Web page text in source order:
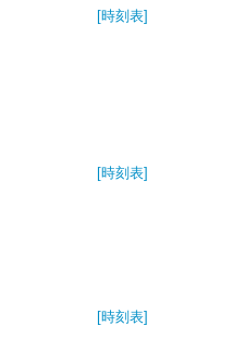
[時刻表]
[時刻表]
[時刻表]